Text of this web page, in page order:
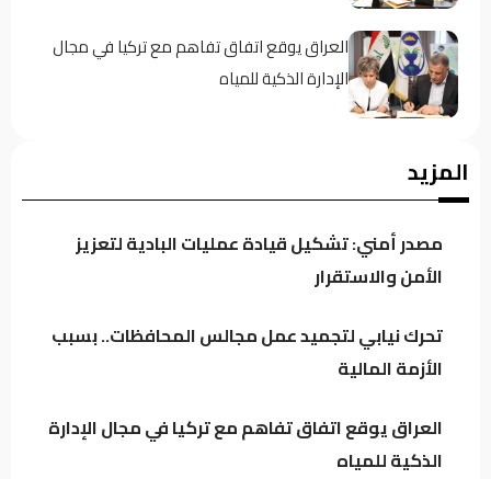
العراق يوقع اتفاق تفاهم مع تركيا في مجال
الإدارة الذكية للمياه
الحشد يفتح النار على خصومه السياسيين.. “لماذا
تستثمرون دماء الشهداء؟”
إمكانيات محدودة ومشاريع متواصلة.. الدخيل
المزيد
مصدر أمني: تشكيل قيادة عمليات البادية لتعزيز
الأمن والاستقرار
تحرك نيابي لتجميد عمل مجالس المحافظات.. بسبب
الأزمة المالية
العراق يوقع اتفاق تفاهم مع تركيا في مجال الإدارة
الذكية للمياه